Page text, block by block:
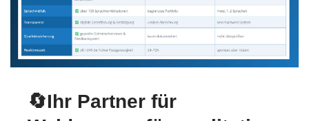
🔄Ihr Partner für